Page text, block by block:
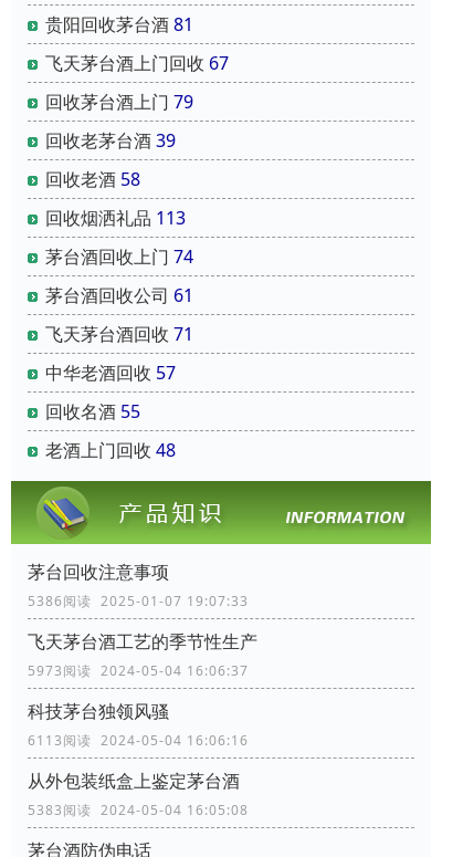
贵阳回收茅台酒81
飞天茅台酒上门回收 67
回收茅台酒上门 79
回收老茅台酒39
回收老酒 58
回收烟洒礼品 113
茅台酒回收上门 74
茅台酒回收公司 61
飞天茅台酒回收 71
中华老酒回收 57
回收名酒 55
老酒上门回收 48
茅台回收注意事项
5386阅读 2025-01-07 19:07:33
飞天茅台酒工艺的季节性生产
5973阅读 2024-05-04 16:06:37
科技茅台独领风骚
6113阅读 2024-05-04 16:06:16
从外包装纸盒上鉴定茅台酒
5383阅读 2024-05-04 16:05:08
茅台酒防伪电话